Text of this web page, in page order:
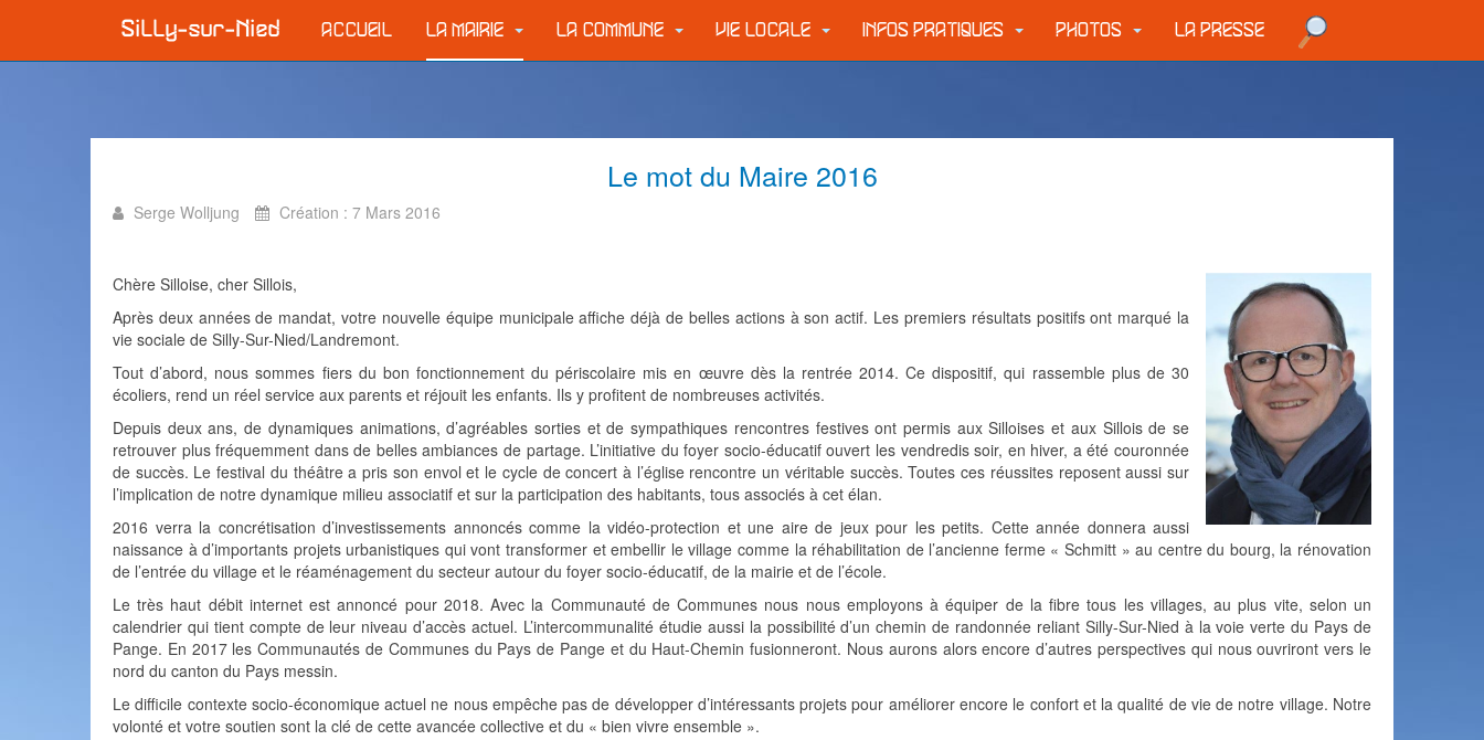
ACCUEIL LA MAIRIE LA COMMUNE VIE LOCALE INFOS PRATIQUES PHOTOS LA PRESSE
Le mot du Maire 2016
Serge Wolljung Création : 7 Mars 2016
Chère Silloise, cher Sillois,
Après deux années de mandat, votre nouvelle équipe municipale affiche déjà de belles actions à son actif. Les premiers résultats positifs ont marqué la
vie sociale de Silly-Sur-Nied/Landremont.
Tout d’abord, nous sommes fiers du bon fonctionnement du périscolaire mis en œuvre dès la rentrée 2014. Ce dispositif, qui rassemble plus de 30
écoliers, rend un réel service aux parents et réjouit les enfants. Ils y profitent de nombreuses activités.
Depuis deux ans, de dynamiques animations, d’agréables sorties et de sympathiques rencontres festives ont permis aux Silloises et aux Sillois de se
retrouver plus fréquemment dans de belles ambiances de partage. L’initiative du foyer socio-éducatif ouvert les vendredis soir, en hiver, a été couronnée
de succès. Le festival du théâtre a pris son envol et le cycle de concert à l’église rencontre un véritable succès. Toutes ces réussites reposent aussi sur
l’implication de notre dynamique milieu associatif et sur la participation des habitants, tous associés à cet élan.
2016 verra la concrétisation d’investissements annoncés comme la vidéo-protection et une aire de jeux pour les petits. Cette année donnera aussi
naissance à d’importants projets urbanistiques qui vont transformer et embellir le village comme la réhabilitation de l’ancienne ferme « Schmitt » au centre du bourg, la rénovation
de l’entrée du village et le réaménagement du secteur autour du foyer socio-éducatif, de la mairie et de l’école.
Le très haut débit internet est annoncé pour 2018. Avec la Communauté de Communes nous nous employons à équiper de la fibre tous les villages, au plus vite, selon un
calendrier qui tient compte de leur niveau d’accès actuel. L’intercommunalité étudie aussi la possibilité d’un chemin de randonnée reliant Silly-Sur-Nied à la voie verte du Pays de
Pange. En 2017 les Communautés de Communes du Pays de Pange et du Haut-Chemin fusionneront. Nous aurons alors encore d’autres perspectives qui nous ouvriront vers le
nord du canton du Pays messin.
Le difficile contexte socio-économique actuel ne nous empêche pas de développer d’intéressants projets pour améliorer encore le confort et la qualité de vie de notre village. Notre
volonté et votre soutien sont la clé de cette avancée collective et du « bien vivre ensemble ».